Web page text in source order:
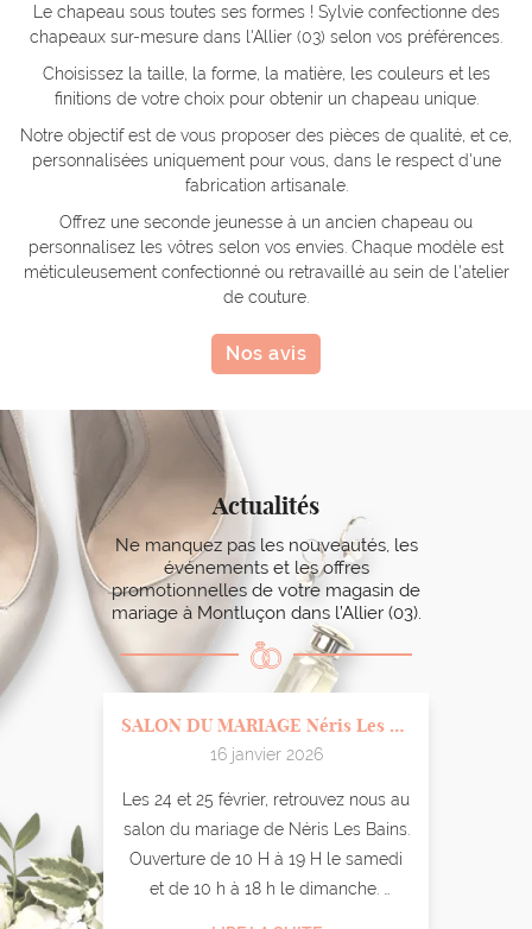
Le chapeau sous toutes ses formes ! Sylvie confectionne des
chapeaux sur-mesure dans l'Allier (03) selon vos préférences.
Choisissez la taille, la forme, la matière, les couleurs et les
finitions de votre choix pour obtenir un chapeau unique.
Notre objectif est de vous proposer des pièces de qualité, et ce,
personnalisées uniquement pour vous, dans le respect d'une
fabrication artisanale.
Offrez une seconde jeunesse à un ancien chapeau ou
personnalisez les vôtres selon vos envies. Chaque modèle est
méticuleusement confectionné ou retravaillé au sein de l'atelier
de couture.
Nos avis
Actualités
Ne manquez pas les nouveautés, les
événements et les offres
promotionnelles de votre magasin de
mariage à Montluçon dans l’Allier (03).
SALON DU MARIAGE Néris Les Bains
16 janvier 2026
Les 24 et 25 février, retrouvez nous au
salon du mariage de Néris Les Bains.
Ouverture de 10 H à 19 H le samedi
et de 10 h à 18 h le dimanche.